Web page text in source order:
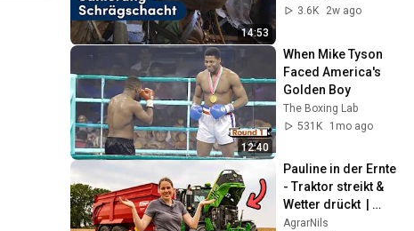
14:53
3.6K
2w ago
12:40
When Mike Tyson
Faced America's
Golden Boy
The Boxing Lab
531K
1mo ago
Pauline in der Ernte
- Traktor streikt &
Wetter drückt  |
Doku
AgrarNils